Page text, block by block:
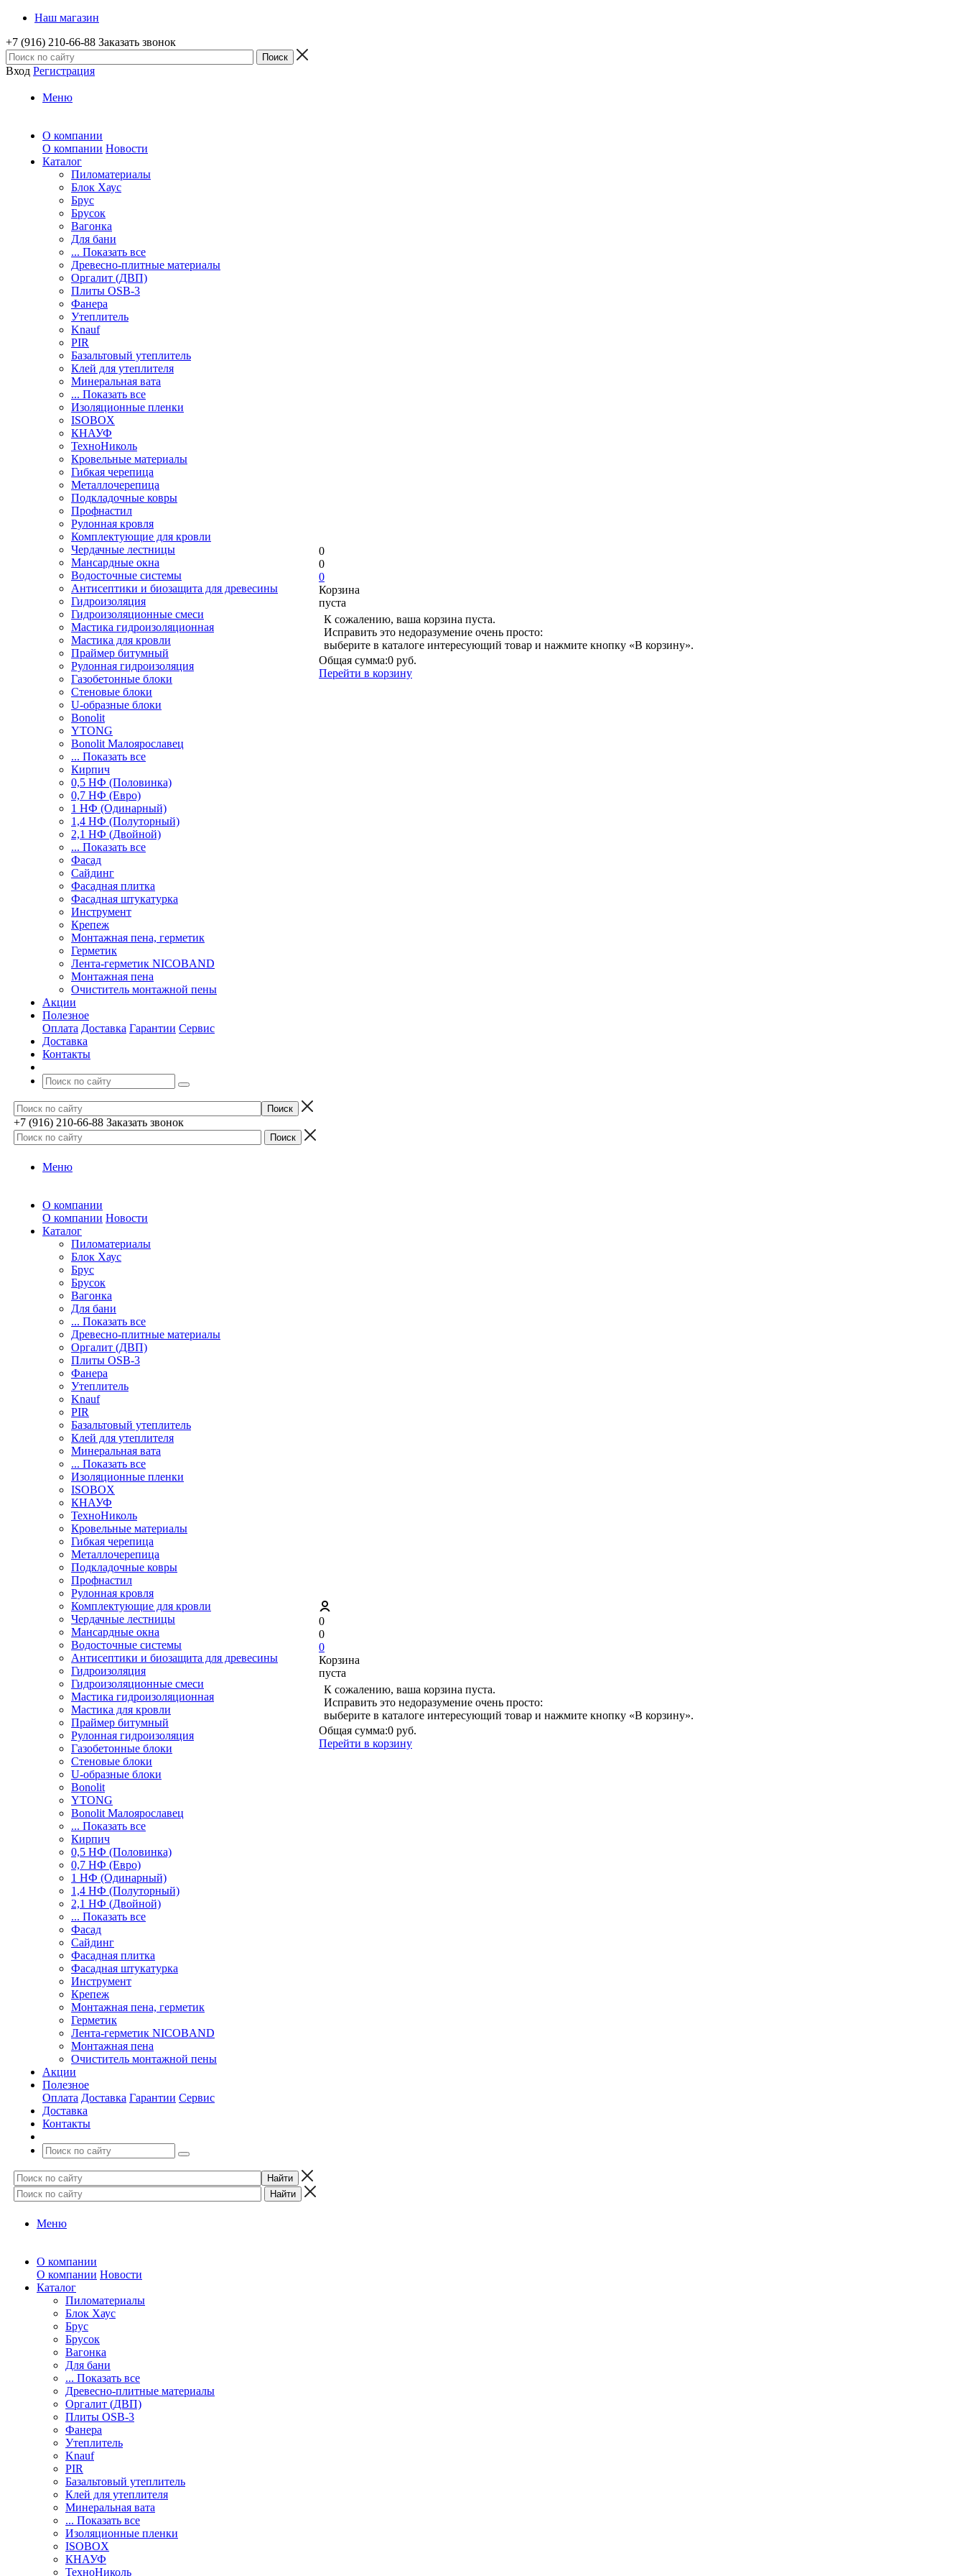
Наш магазин
+7 (916) 210-66-88 Заказать звонок
Вход Регистрация
Меню
О компании
О компании Новости
Каталог
Пиломатериалы
Блок Хаус
Брус
Брусок
Вагонка
Для бани
... Показать все
Древесно-плитные материалы
Оргалит (ДВП)
Плиты OSB-3
Фанера
Утеплитель
Knauf
PIR
Базальтовый утеплитель
Клей для утеплителя
Минеральная вата
... Показать все
Изоляционные пленки
ISOBOX
КНАУФ
ТехноНиколь
Кровельные материалы
Гибкая черепица
Металлочерепица
Подкладочные ковры
Профнастил
Рулонная кровля
Комплектующие для кровли
Чердачные лестницы
Мансардные окна
Водосточные системы
Антисептики и биозащита для древесины
Гидроизоляция
Гидроизоляционные смеси
Мастика гидроизоляционная
Мастика для кровли
Праймер битумный
Рулонная гидроизоляция
Газобетонные блоки
Стеновые блоки
U-образные блоки
Bonolit
YTONG
Bonolit Малоярославец
... Показать все
Кирпич
0,5 НФ (Половинка)
0,7 НФ (Евро)
1 НФ (Одинарный)
1,4 НФ (Полуторный)
2,1 НФ (Двойной)
... Показать все
Фасад
Сайдинг
Фасадная плитка
Фасадная штукатурка
Инструмент
Крепеж
Монтажная пена, герметик
Герметик
Лента-герметик NICOBAND
Монтажная пена
Очиститель монтажной пены
Акции
Полезное
Оплата Доставка Гарантии Сервис
Доставка
Контакты
+7 (916) 210-66-88 Заказать звонок
0
0
0
Корзина
пуста
К сожалению, ваша корзина пуста.
Исправить это недоразумение очень просто:
выберите в каталоге интересующий товар и нажмите кнопку «В корзину».
Общая сумма:0 руб.
Перейти в корзину
Меню
О компании
О компании Новости
Каталог
Пиломатериалы
Блок Хаус
Брус
Брусок
Вагонка
Для бани
... Показать все
Древесно-плитные материалы
Оргалит (ДВП)
Плиты OSB-3
Фанера
Утеплитель
Knauf
PIR
Базальтовый утеплитель
Клей для утеплителя
Минеральная вата
... Показать все
Изоляционные пленки
ISOBOX
КНАУФ
ТехноНиколь
Кровельные материалы
Гибкая черепица
Металлочерепица
Подкладочные ковры
Профнастил
Рулонная кровля
Комплектующие для кровли
Чердачные лестницы
Мансардные окна
Водосточные системы
Антисептики и биозащита для древесины
Гидроизоляция
Гидроизоляционные смеси
Мастика гидроизоляционная
Мастика для кровли
Праймер битумный
Рулонная гидроизоляция
Газобетонные блоки
Стеновые блоки
U-образные блоки
Bonolit
YTONG
Bonolit Малоярославец
... Показать все
Кирпич
0,5 НФ (Половинка)
0,7 НФ (Евро)
1 НФ (Одинарный)
1,4 НФ (Полуторный)
2,1 НФ (Двойной)
... Показать все
Фасад
Сайдинг
Фасадная плитка
Фасадная штукатурка
Инструмент
Крепеж
Монтажная пена, герметик
Герметик
Лента-герметик NICOBAND
Монтажная пена
Очиститель монтажной пены
Акции
Полезное
Оплата Доставка Гарантии Сервис
Доставка
Контакты
0
0
0
Корзина
пуста
К сожалению, ваша корзина пуста.
Исправить это недоразумение очень просто:
выберите в каталоге интересующий товар и нажмите кнопку «В корзину».
Общая сумма:0 руб.
Перейти в корзину
Меню
О компании
О компании Новости
Каталог
Пиломатериалы
Блок Хаус
Брус
Брусок
Вагонка
Для бани
... Показать все
Древесно-плитные материалы
Оргалит (ДВП)
Плиты OSB-3
Фанера
Утеплитель
Knauf
PIR
Базальтовый утеплитель
Клей для утеплителя
Минеральная вата
... Показать все
Изоляционные пленки
ISOBOX
КНАУФ
ТехноНиколь